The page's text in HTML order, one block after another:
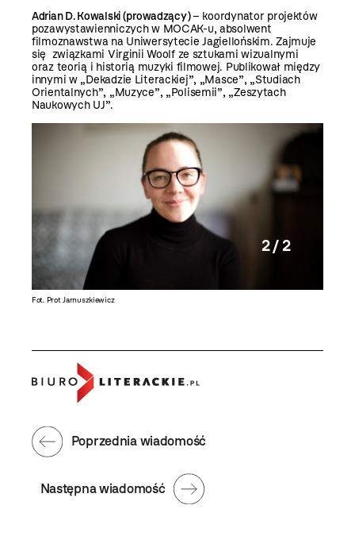
Adrian D. Kowalski (prowadzący)– koordynator projektów
pozawystawienniczych w MOCAK-u, absolwent
filmoznawstwa na Uniwersytecie Jagiellońskim. Zajmuje
się związkami Virginii Woolf ze sztukami wizualnymi
oraz teorią i historią muzyki filmowej. Publikował między
innymi w „Dekadzie Literackiej”, „Masce”, „Studiach
Orientalnych”, „Muzyce”, „Polisemii”, „Zeszytach
Naukowych UJ”.
Fot. Prot Jarnuszkiewicz
2 / 2
Następna wiadomość
Poprzednia wiadomość